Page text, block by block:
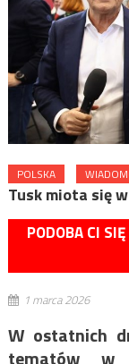
POLSKA
Tusk miota się
PODOBA CI
1 marca 2026
W ostatnich
tematów w